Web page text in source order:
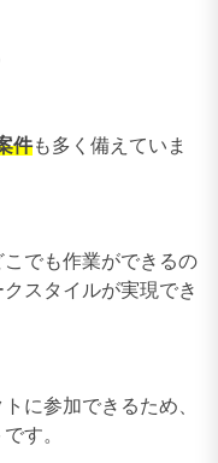
件も多く備えていま
でも作業ができるの
スタイルが実現でき
に参加できるため、
す。